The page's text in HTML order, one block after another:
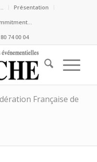
Présentation
74 00 04
Française de